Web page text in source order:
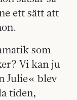
ett sätt att
som
Vi kan ju
Julie« blev
tiden,